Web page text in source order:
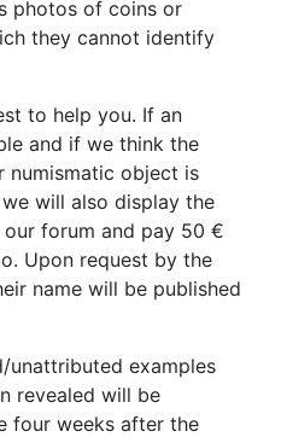
photos of coins or
they cannot identify
to help you. If an
and if we think the
numismatic object is
will also display the
forum and pay 50 €
Upon request by the
name will be published
unattributed examples
revealed will be
four weeks after the